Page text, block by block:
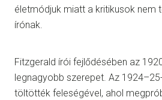
életmódjuk miatt a kritikusok nem
írónak.
Fitzgerald írói fejlődésében az
legnagyobb szerepet. Az
töltötték feleségével, ahol